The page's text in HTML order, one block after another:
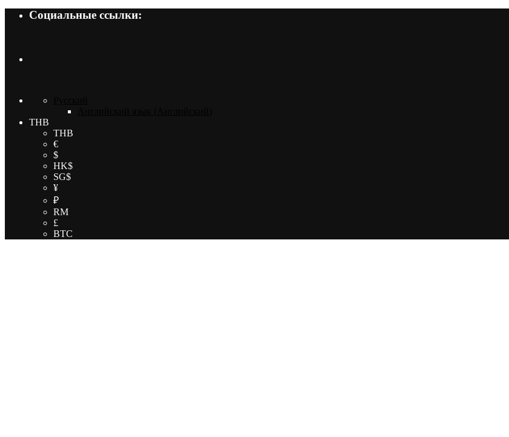
Социальные ссылки:
THB
THB
€
$
HK$
SG$
¥
₽
RM
£
BTC